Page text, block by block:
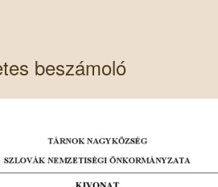
beszámoló